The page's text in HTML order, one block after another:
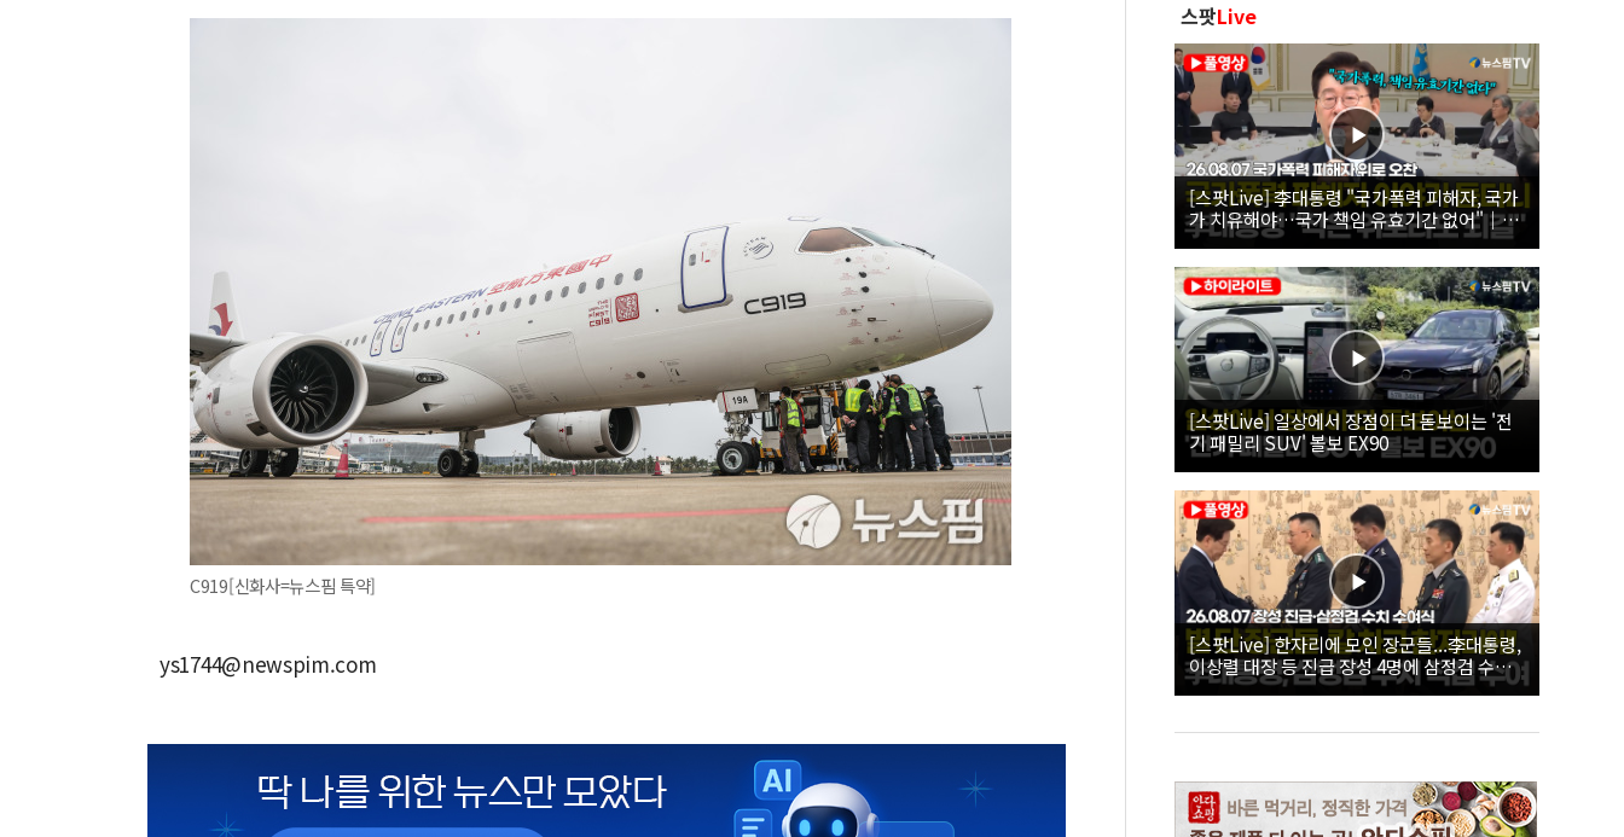
C919[신화사=뉴스핌 특약]
ys1744@newspim.com
스팟Live
[스팟Live] 李대통령 "국가폭력 피해자, 국가
가 치유해야…국가 책임 유효기간 없어"｜
26.08.07 국가폭력 피해자 위로 오찬
[스팟Live] 일상에서 장점이 더 돋보이는 '전
기 패밀리 SUV' 볼보 EX90
[스팟Live] 한자리에 모인 장군들...李대통령,
이상렬 대장 등 진급 장성 4명에 삼정검 수치
직접 수여｜26.08.07 장성 진급·삼정검 수치